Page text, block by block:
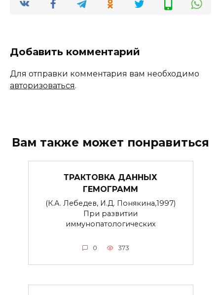
Добавить комментарий
Для отправки комментария вам необходимо
авторизоваться.
Вам также может понравиться
ТРАКТОВКА ДАННЫХ
ГЕМОГРАММ
(К.А. Лебедев, И.Д. Понякина,1997)
При развитии
иммунопатологических
0 373